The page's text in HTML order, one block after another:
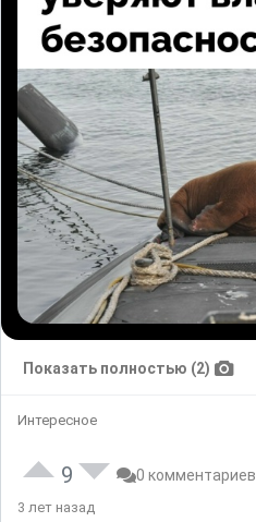
Показать полностью (2)
Интересное
9 0 комментариев
3 лет назад